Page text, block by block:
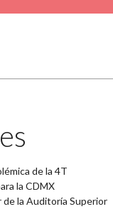
de la 4T
la CDMX
la Auditoría Superior